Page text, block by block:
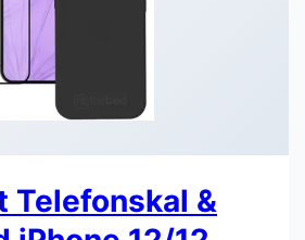
Telefonskal &